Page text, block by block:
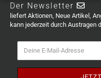
Der Newsletter
liefert Aktionen, Neue Artikel,
kann jederzeit durch Austragen